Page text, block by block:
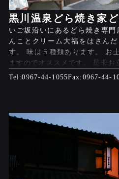
黒川温泉どら焼き家
いご坂沿いにあるどら焼き専
んことクリーム大福をはさん
す。 味は５種類あります。 お
ますのでオススメです。 是非お
0967-44-1055
0967-44-